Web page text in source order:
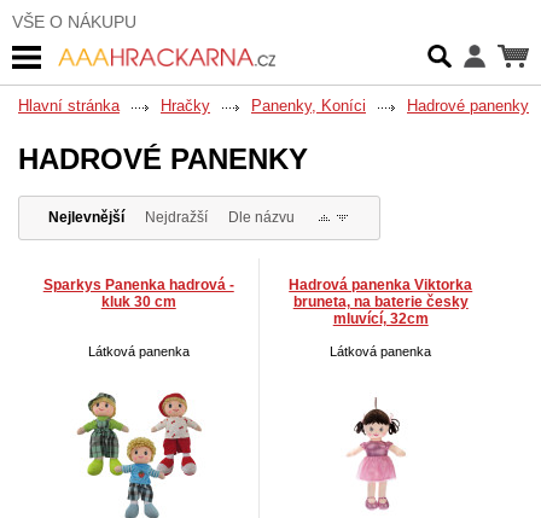
VŠE O NÁKUPU
Hlavní stránka Hračky Panenky, Koníci Hadrové panenky
HADROVÉ PANENKY
Nejlevnější Nejdražší Dle názvu
Sparkys Panenka hadrová -
kluk 30 cm
Látková panenka
Hadrová panenka Viktorka
bruneta, na baterie česky
mluvící, 32cm
Látková panenka